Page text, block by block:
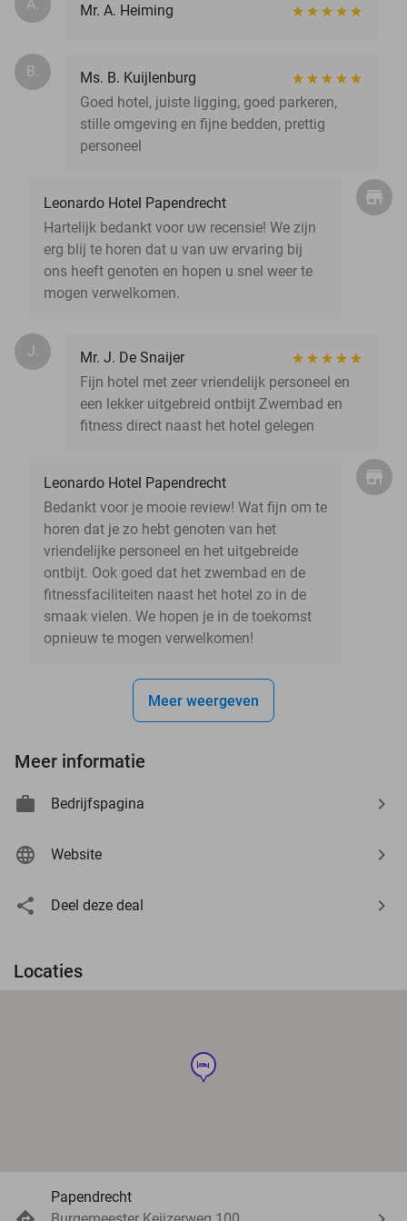
A. Mr. A. Heiming
B.
Ms. B. Kuijlenburg
Goed hotel, juiste ligging, goed parkeren,
stille omgeving en fijne bedden, prettig
personeel
Leonardo Hotel Papendrecht
Hartelijk bedankt voor uw recensie! We zijn
erg blij te horen dat u van uw ervaring bij
ons heeft genoten en hopen u snel weer te
mogen verwelkomen.
J.
Mr. J. De Snaijer
Fijn hotel met zeer vriendelijk personeel en
een lekker uitgebreid ontbijt Zwembad en
fitness direct naast het hotel gelegen
Leonardo Hotel Papendrecht
Bedankt voor je mooie review! Wat fijn om te
horen dat je zo hebt genoten van het
vriendelijke personeel en het uitgebreide
ontbijt. Ook goed dat het zwembad en de
fitnessfaciliteiten naast het hotel zo in de
smaak vielen. We hopen je in de toekomst
opnieuw te mogen verwelkomen!
Meer weergeven
Meer informatie
Bedrijfspagina
Website
Deel deze deal
Locaties
hotel
Papendrecht